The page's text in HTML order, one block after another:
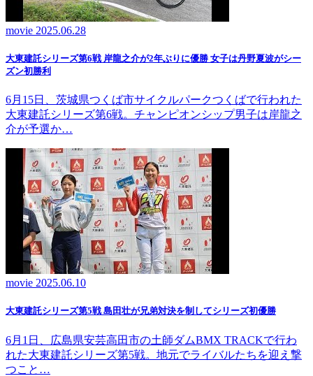
movie 2025.06.28
大東建託シリーズ第6戦 岸龍之介が2年ぶりに優勝 女子は丹野夏波がシー
ズン初勝利
6月15日、茨城県つくば市サイクルパークつくばで行われた
大東建託シリーズ第6戦。チャンピオンシップ男子は岸龍之
介が予選か…
movie 2025.06.10
大東建託シリーズ第5戦 島田壮が兄弟対決を制してシリーズ初優勝
6月1日、広島県安芸高田市の土師ダムBMX TRACKで行わ
れた大東建託シリーズ第5戦。地元でライバルたちを迎え撃
つこと…